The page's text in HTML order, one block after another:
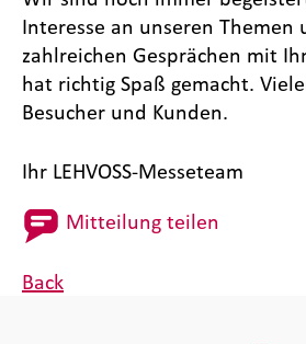
Interesse an unseren Themen
zahlreichen Gesprächen mit
hat richtig Spaß gemacht.
Besucher und Kunden.
Ihr LEHVOSS-Messeteam
Mitteilung teilen
Back